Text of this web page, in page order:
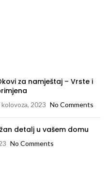
za namještaj – Vrste i
kolovoza, 2023 No Comments
detalj u vašem domu
No Comments